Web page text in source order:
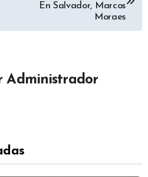
En Salvador, Marcos
Moraes
Administrador